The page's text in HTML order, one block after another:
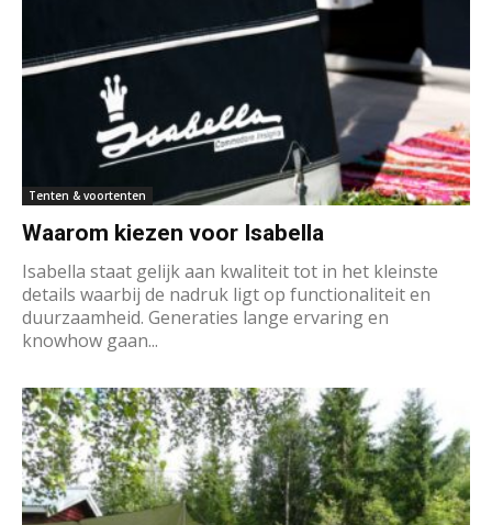
Tenten & voortenten
Waarom kiezen voor Isabella
Isabella staat gelijk aan kwaliteit tot in het kleinste
details waarbij de nadruk ligt op functionaliteit en
duurzaamheid. Generaties lange ervaring en
knowhow gaan...